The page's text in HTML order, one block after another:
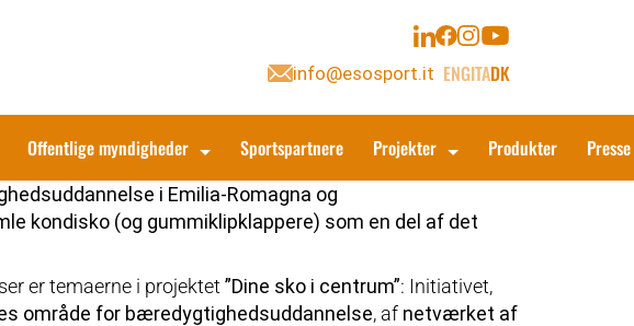
info@esosport.it ENGITADK
Offentlige myndigheder Sportspartnere Projekter Produkter Presse
i Emilia-Romagna og
kondisko (og gummiklipklappere) som en del af det
er temaerne i projektet ”Dine sko i centrum”: Initiativet,
område for bæredygtighedsuddannelse, af netværket af